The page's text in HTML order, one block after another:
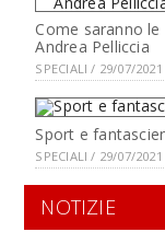
Come saranno
Andrea Pelliccia
SPECIALI / 29/07/2021
Sport e
SPECIALI / 29/07/2021
NOTIZIE